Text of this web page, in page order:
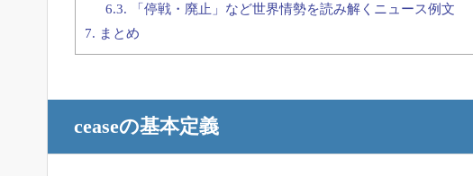
6.3. 「停戦・廃止」など世界情勢を読み解くニュース例文
7. まとめ
ceaseの基本定義